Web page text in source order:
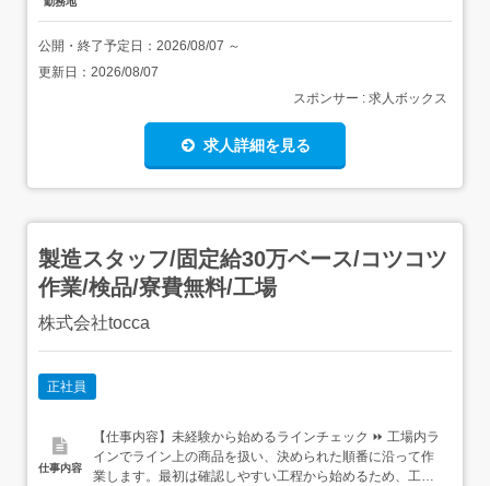
公開・終了予定日： 2026/08/07 ～
更新日： 2026/08/07
スポンサー : 求人ボックス
求人詳細を見る
製造スタッフ/固定給30万ベース/コツコツ
作業/検品/寮費無料/工場
株式会社tocca
正社員
仕事内容
【仕事内容】未経験から始めるラインチェック ⏩ 工場内ラ
インでライン上の商品を扱い、決められた順番に沿って作
業します。最初は確認しやすい工程から始めるため、工場